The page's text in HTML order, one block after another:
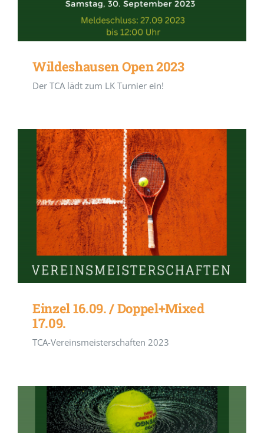
Wildeshausen Open 2023
Der TCA lädt zum LK Turnier ein!
Einzel 16.09. / Doppel+Mixed
17.09.
TCA-Vereinsmeisterschaften 2023